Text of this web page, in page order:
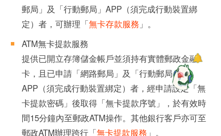
郵局」及「行動郵局」APP（須完成行動裝置綁
定）者，可辦理「無卡存款服務 」。
ATM無卡提款服務
提供已開立存簿儲金帳戶並須持有實體郵政金融
卡，且已申請「網路郵局」及「行動郵局」
APP（須完成行動裝置綁定）者，經申請設定「無
卡提款密碼」後取得「無卡提款序號」，於有效時
間15分鐘內至郵政ATM操作。其他銀行客戶亦可至
郵政ATM辦理跨行「無卡提款服務 」。